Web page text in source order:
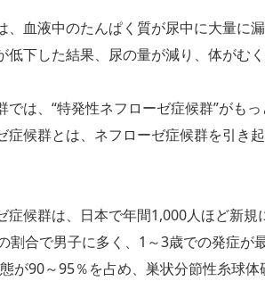
、血液中のたんぱく質が尿中に大量に
低下した結果、尿の量が減り、体がむ
では、“特発性ネフローゼ症候群”がも
症候群とは、ネフローゼ症候群を引き
症候群は、日本で年間1,000人ほど新
割合で男子に多く、1～3歳での発症が
が90～95％を占め、巣状分節性糸球